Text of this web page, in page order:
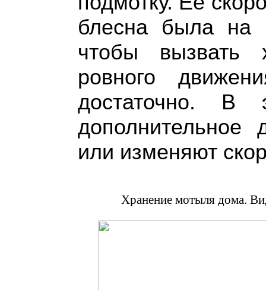
блесна была на
чтобы вызвать
ровного
достаточно. В
или изменяют
Хранение мотыля дома.